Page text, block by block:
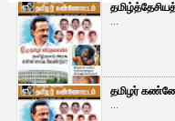
...
தமிழர்
...